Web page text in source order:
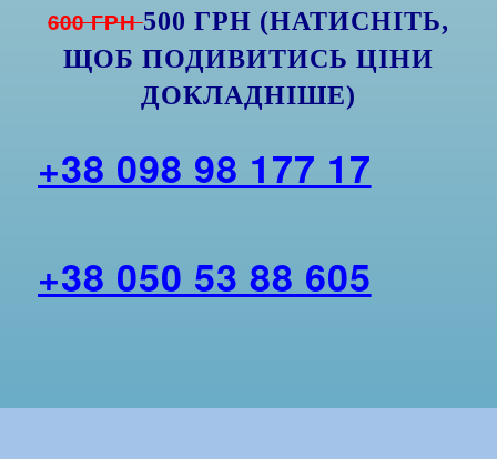
600 ГРН500 ГРН (НАТИСНІТЬ,
ЩОБ ПОДИВИТИСЬ ЦІНИ
ДОКЛАДНІШЕ)
+38 098 98 177 17
+38 050 53 88 605